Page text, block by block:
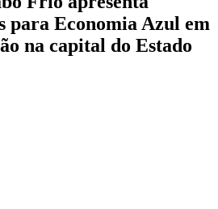
para Economia Azul em
na capital do Estado